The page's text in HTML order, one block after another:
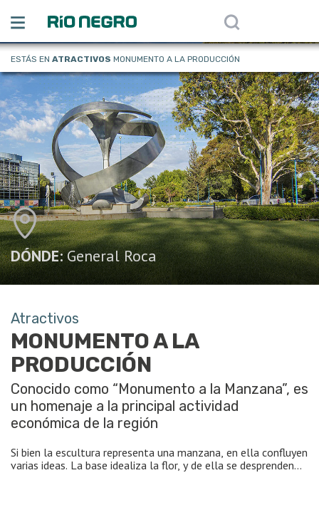
ESTÁS EN ATRACTIVOS MONUMENTO A LA PRODUCCIÓN
DÓNDE: General Roca
Atractivos
MONUMENTO A LA
PRODUCCIÓN
Conocido como “Monumento a la Manzana”, es
un homenaje a la principal actividad
económica de la región
Si bien la escultura representa una manzana, en ella confluyen
varias ideas. La base idealiza la flor, y de ella se desprenden